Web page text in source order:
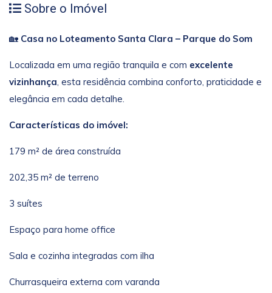
Sobre o Imóvel
🏡 Casa no Loteamento Santa Clara – Parque do Som
Localizada em uma região tranquila e com excelente
vizinhança, esta residência combina conforto, praticidade e
elegância em cada detalhe.
Características do imóvel:
179 m² de área construída
202,35 m² de terreno
3 suítes
Espaço para home office
Sala e cozinha integradas com ilha
Churrasqueira externa com varanda